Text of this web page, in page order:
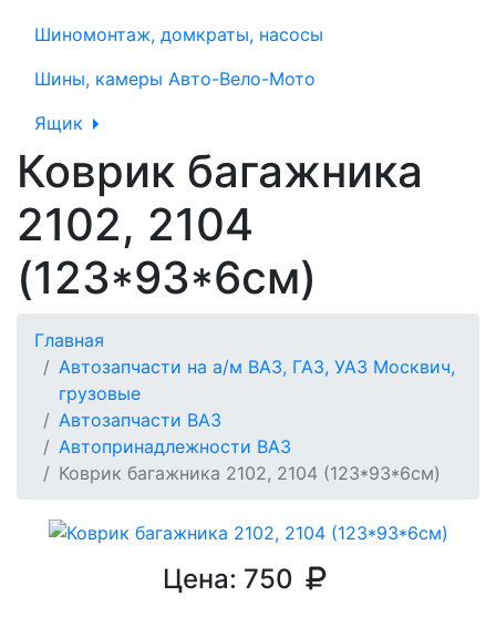
Шиномонтаж, домкраты, насосы
Шины, камеры Авто-Вело-Мото
Ящик
Коврик багажника
2102, 2104
(123*93*6см)
Главная
Автозапчасти на а/м ВАЗ, ГАЗ, УАЗ Москвич,
грузовые
Автозапчасти ВАЗ
Автопринадлежности ВАЗ
Коврик багажника 2102, 2104 (123*93*6см)
Цена: 750